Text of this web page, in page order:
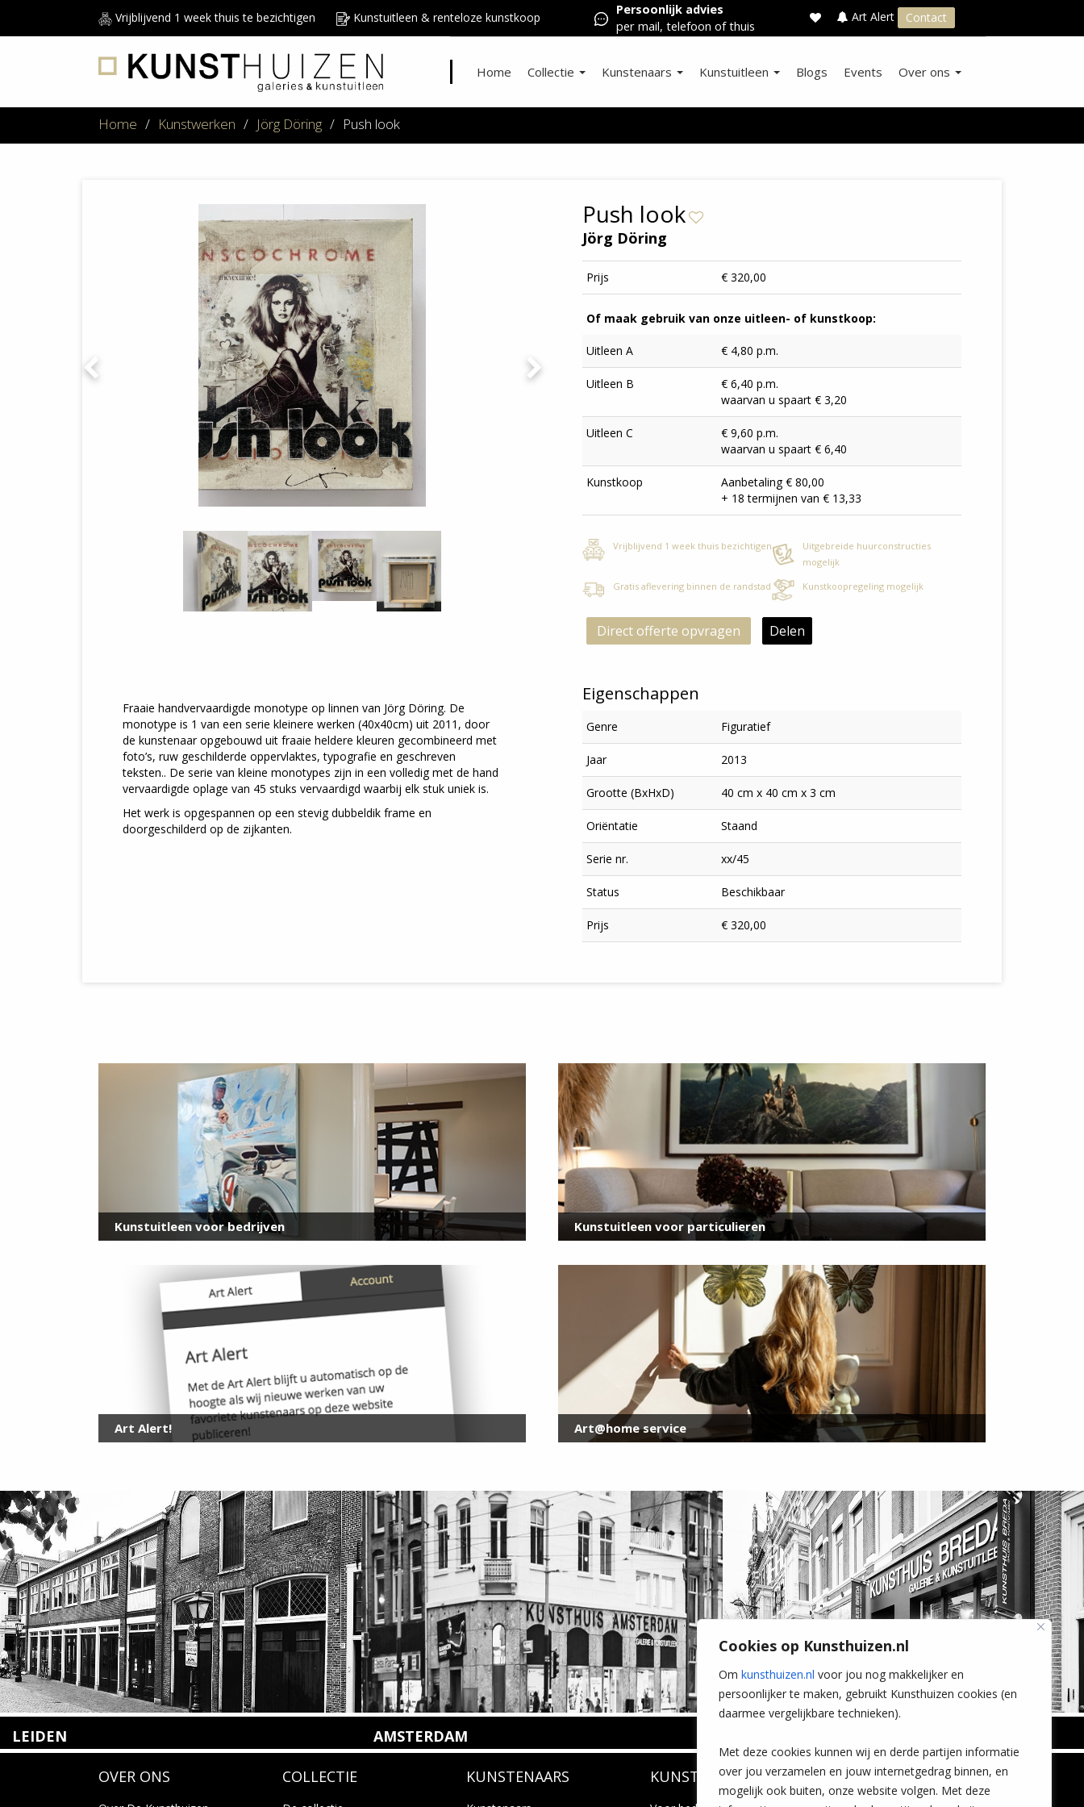
Cookies op Kunsthuizen.nl
Om kunsthuizen.nl voor jou nog makkelijker en
persoonlijker te maken, gebruikt Kunsthuizen cookies (en
daarmee vergelijkbare technieken).
Met deze cookies kunnen wij en derde partijen informatie
over jou verzamelen en jouw internetgedrag binnen, en
mogelijk ook buiten, onze website volgen. Met deze
Vrijblijvend 1 week thuis te bezichtigen Kunstuitleen & renteloze kunstkoop
Persoonlijk advies
per mail, telefoon of thuis
Art Alert Contact
Home Collectie Kunstenaars Kunstuitleen Blogs Events Over ons
Home / Kunstwerken / Jörg Döring / Push look
Fraaie handvervaardigde monotype op linnen van Jörg Döring. De
monotype is 1 van een serie kleinere werken (40x40cm) uit 2011, door
de kunstenaar opgebouwd uit fraaie heldere kleuren gecombineerd met
foto’s, ruw geschilderde oppervlaktes, typografie en geschreven
teksten.. De serie van kleine monotypes zijn in een volledig met de hand
vervaardigde oplage van 45 stuks vervaardigd waarbij elk stuk uniek is.
Het werk is opgespannen op een stevig dubbeldik frame en
doorgeschilderd op de zijkanten.
Push look
Jörg Döring
Prijs € 320,00
Of maak gebruik van onze uitleen- of kunstkoop:
Uitleen A € 4,80 p.m.
Uitleen B
€ 6,40 p.m.
waarvan u spaart € 3,20
Uitleen C
€ 9,60 p.m.
waarvan u spaart € 6,40
Kunstkoop
Aanbetaling € 80,00
+ 18 termijnen van € 13,33
Vrijblijvend 1 week thuis bezichtigen
Uitgebreide huurconstructies
mogelijk
Gratis aflevering binnen de randstad
Kunstkoopregeling mogelijk
Direct offerte opvragen Delen
Eigenschappen
Genre Figuratief
Jaar 2013
Grootte (BxHxD) 40 cm x 40 cm x 3 cm
Oriëntatie Staand
Serie nr. xx/45
Status Beschikbaar
Prijs € 320,00
Kunstuitleen voor bedrijven Kunstuitleen voor particulieren
Art Alert! Art@home service
LEIDEN AMSTERDAM
1075 VX Amsterdam
Wilhelminastraat 11
4818 SB Breda
+31 (0)76 5221309
OVER ONS COLLECTIE KUNSTENAARS KUNSTUITLEEN CONTACT
Meld je aan
voor onze nieuwsbrief
E-
mailadres